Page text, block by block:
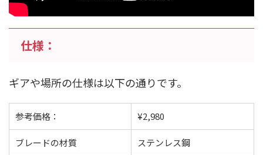
仕様：
ギアや場所の仕様は以下の通りです。
参考価格： ¥2,980
ブレードの材質 ステンレス鋼